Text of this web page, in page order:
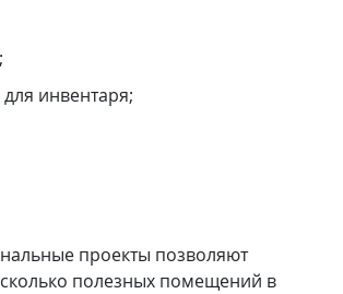
инвентаря;
проекты позволяют
полезных помещений в